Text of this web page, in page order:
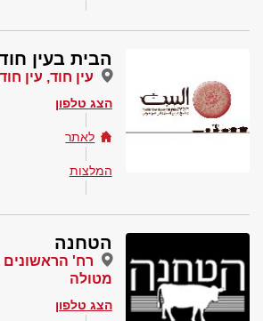
הבית בעין
עין חוד, עין חוד
הצג טלפון
לאתר
המלצות
הטחנה
מטולה
הצג טלפון